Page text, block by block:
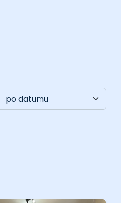
po datumu